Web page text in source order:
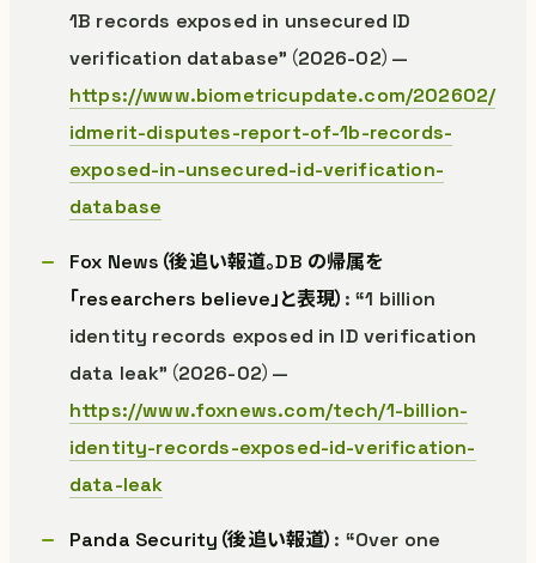
1B records exposed in unsecured ID
verification database”（2026-02）—
https://www.biometricupdate.com/202602/
idmerit-disputes-report-of-1b-records-
exposed-in-unsecured-id-verification-
database
Fox News（後追い報道。DB の帰属を
「researchers believe」と表現） : “1 billion
identity records exposed in ID verification
data leak”（2026-02）—
https://www.foxnews.com/tech/1-billion-
identity-records-exposed-id-verification-
data-leak
Panda Security（後追い報道） : “Over one